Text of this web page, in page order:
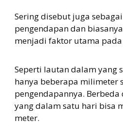
Sering disebut juga
pengendapan dan
menjadi faktor utama
Seperti lautan dalam yang
hanya beberapa milimeter
pengendapannya.
yang dalam satu hari bisa
meter.